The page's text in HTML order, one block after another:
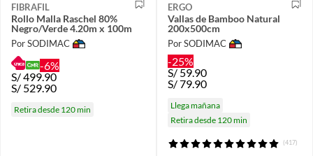
FIBRAFIL
Rollo Malla Raschel 80%
Negro/Verde 4.20m x 100m
Por SODIMAC
-6%
S/499.90
S/ 529.90
Retira desde 120 min
ERGO
Vallas de Bamboo Natural
200x500cm
Por SODIMAC
-25%
S/59.90
S/79.90
Llega mañana
Retira desde 120 min
(417)